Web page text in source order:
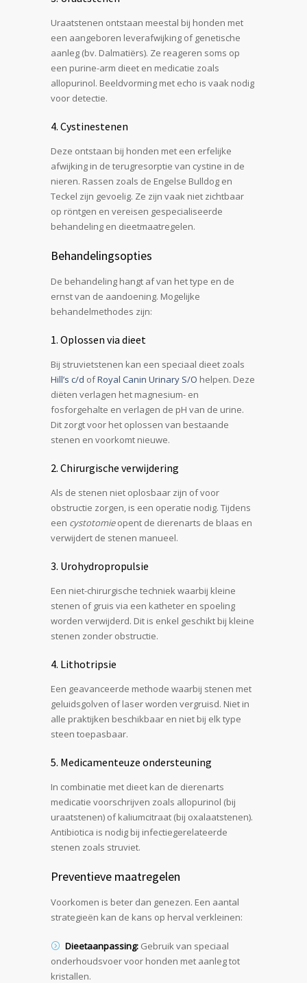
Uraatstenen ontstaan meestal bij honden met
een aangeboren leverafwijking of genetische
aanleg (bv. Dalmatiërs). Ze reageren soms op
een purine-arm dieet en medicatie zoals
allopurinol. Beeldvorming met echo is vaak nodig
voor detectie.
4. Cystinestenen
Deze ontstaan bij honden met een erfelijke
afwijking in de terugresorptie van cystine in de
nieren. Rassen zoals de Engelse Bulldog en
Teckel zijn gevoelig. Ze zijn vaak niet zichtbaar
op röntgen en vereisen gespecialiseerde
behandeling en dieetmaatregelen.
Behandelingsopties
De behandeling hangt af van het type en de
ernst van de aandoening. Mogelijke
behandelmethodes zijn:
1. Oplossen via dieet
Bij struvietstenen kan een speciaal dieet zoals
Hill’s c/d ofRoyal Canin Urinary S/O helpen. Deze
diëten verlagen het magnesium- en
fosforgehalte en verlagen de pH van de urine.
Dit zorgt voor het oplossen van bestaande
stenen en voorkomt nieuwe.
2. Chirurgische verwijdering
Als de stenen niet oplosbaar zijn of voor
obstructie zorgen, is een operatie nodig. Tijdens
een cystotomieopent de dierenarts de blaas en
verwijdert de stenen manueel.
3. Urohydropropulsie
Een niet-chirurgische techniek waarbij kleine
stenen of gruis via een katheter en spoeling
worden verwijderd. Dit is enkel geschikt bij kleine
stenen zonder obstructie.
4. Lithotripsie
Een geavanceerde methode waarbij stenen met
geluidsgolven of laser worden vergruisd. Niet in
alle praktijken beschikbaar en niet bij elk type
steen toepasbaar.
5. Medicamenteuze ondersteuning
In combinatie met dieet kan de dierenarts
medicatie voorschrijven zoals allopurinol (bij
uraatstenen) of kaliumcitraat (bij oxalaatstenen).
Antibiotica is nodig bij infectiegerelateerde
stenen zoals struviet.
Preventieve maatregelen
Voorkomen is beter dan genezen. Een aantal
strategieën kan de kans op herval verkleinen:
Dieetaanpassing: Gebruik van speciaal
onderhoudsvoer voor honden met aanleg tot
kristallen.